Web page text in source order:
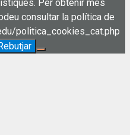
Per obtenir més
consultar la política de
politica_cookies_cat.php